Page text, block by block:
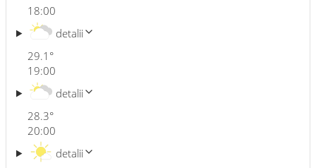
18:00
29.1 °
detalii
19:00
28.3°
detalii
20:00
detalii